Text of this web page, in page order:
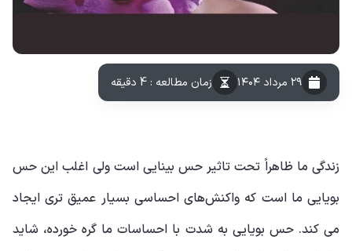
۲۹ مرداد ۱۴۰۴ زمان مطالعه : 4 دقیقه
زندگی ما ظاهراً تحت تاثیر حس بینایی است ولی اغلب این حس
بویایی ما است که واکنش‌های احساسی بسیار عمیق تری ایجاد
می کند. حس بویایی به شدت با احساسات ما گره خورده، شاید